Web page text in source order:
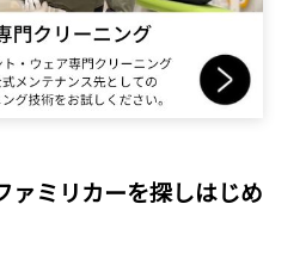
ァミリカーを探しはじめ